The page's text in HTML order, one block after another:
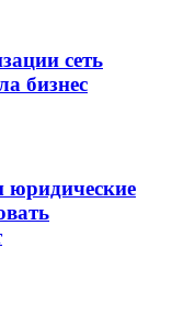
сеть
бизнес